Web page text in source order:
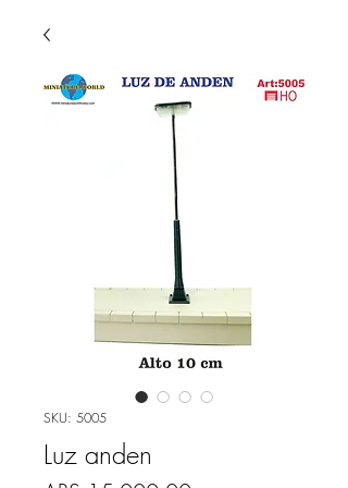
SKU: 5005
Luz anden